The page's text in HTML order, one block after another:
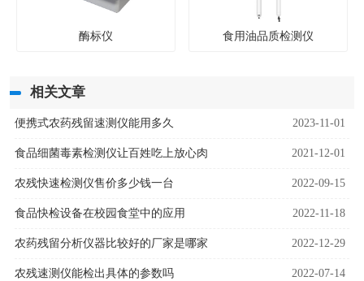
酶标仪 食用油品质检测仪
相关文章
便携式农药残留速测仪能用多久 2023-11-01
食品细菌毒素检测仪让百姓吃上放心肉 2021-12-01
农残快速检测仪售价多少钱一台 2022-09-15
食品快检设备在校园食堂中的应用 2022-11-18
农药残留分析仪器比较好的厂家是哪家 2022-12-29
农残速测仪能检出具体的参数吗 2022-07-14